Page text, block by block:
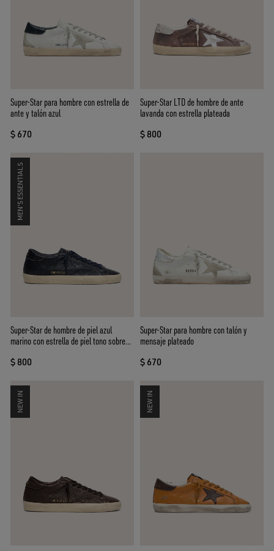
Super-Star para hombre con estrella de
ante y talón azul
$ 670
Super-Star LTD de hombre de ante
lavanda con estrella plateada
$ 800
MEN'S ESSENTIALS
Super-Star de hombre de piel azul
marino con estrella de piel tono sobre
$ 800
Super-Star para hombre con talón y
mensaje plateado
$ 670
NEW IN NEW IN